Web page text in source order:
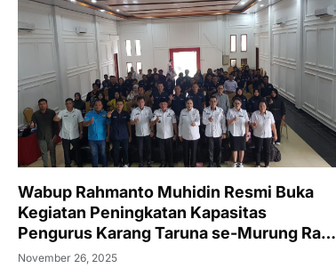
Wabup Rahmanto Muhidin Resmi Buka
Kegiatan Peningkatan Kapasitas
Pengurus Karang Taruna se-Murung Raya
Tahun 2025
November 26, 2025